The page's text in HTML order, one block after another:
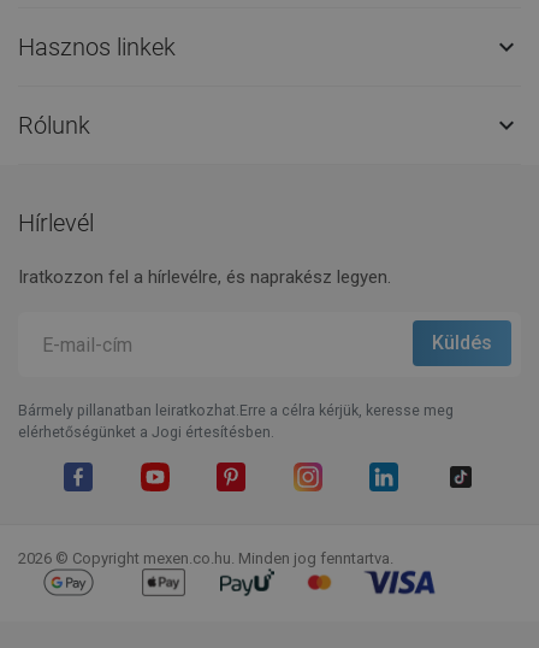
Hasznos linkek 
Rólunk 
Hírlevél
Iratkozzon fel a hírlevélre, és naprakész legyen.
Bármely pillanatban leiratkozhat.Erre a célra kérjük, keresse meg
elérhetőségünket a Jogi értesítésben.
2026 © Copyright mexen.co.hu. Minden jog fenntartva.